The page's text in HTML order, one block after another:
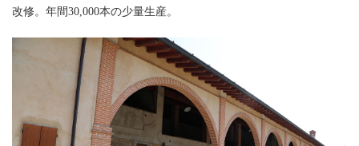
改修。年間30,000本の少量生産。